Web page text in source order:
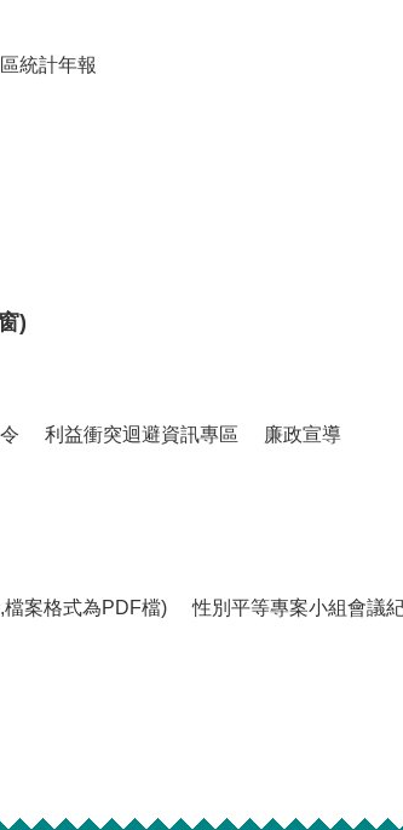
統計年報
)
利益衝突迴避資訊專區 廉政宣導
案格式為PDF檔) 性別平等專案小組會議